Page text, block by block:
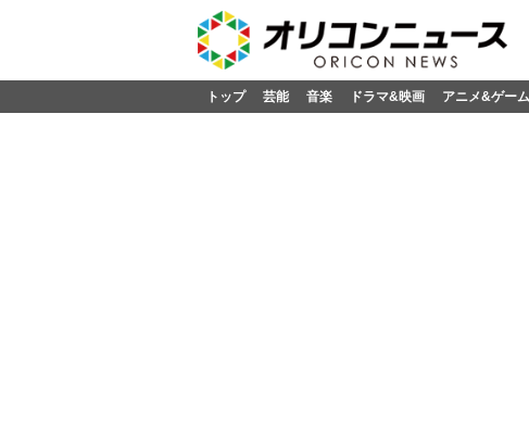
トップ 芸能 音楽 ドラマ&映画 アニメ&ゲーム